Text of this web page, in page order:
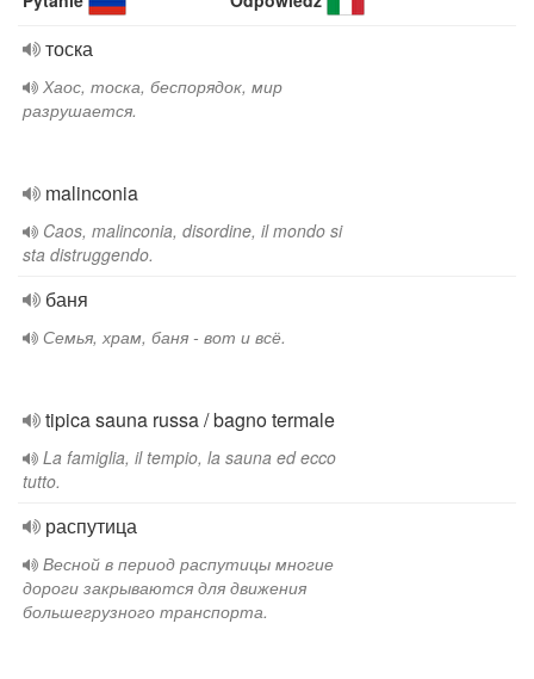
тоска
Хаос, тоска, беспорядок, мир
разрушается.
malinconia
Caos, malinconia, disordine, il mondo si
sta distruggendo.
баня
Семья, храм, баня - вот и всё.
tipica sauna russa / bagno termale
La famiglia, il tempio, la sauna ed ecco
tutto.
распутица
Весной в период распутицы многие
дороги закрываются для движения
большегрузного транспорта.